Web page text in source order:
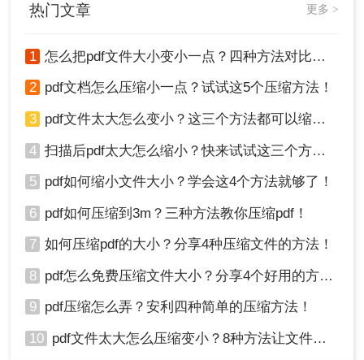
热门文章 更多 >
1 怎么把pdf文件大小变小一点？四种方法对比，一看就懂！
2 pdf文档怎么压缩小一点？试试这5个压缩方法！
3 pdf文件太大怎么变小？这三个方法都可以缩小！
4 扫描后pdf太大怎么缩小？快来试试这三个方法！
5 pdf如何缩小文件大小？学会这4个方法就够了！
6 pdf如何压缩到3m？三种方法教你压缩pdf！
7 如何压缩pdf的大小？分享4种压缩文件的方法！
8 pdf怎么免费压缩文件大小？分享4个好用的方法，简单又快捷！
9 pdf压缩怎么弄？安利四种简单的压缩方法！
10 pdf文件太大怎么压缩变小？8种方法让文件轻松"瘦身"！